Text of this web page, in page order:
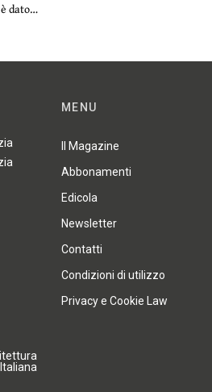
dato…
Italiana
MENU
Il Magazine
Abbonamenti
Edicola
Newsletter
Contatti
Condizioni di utilizzo
Privacy e Cookie Law